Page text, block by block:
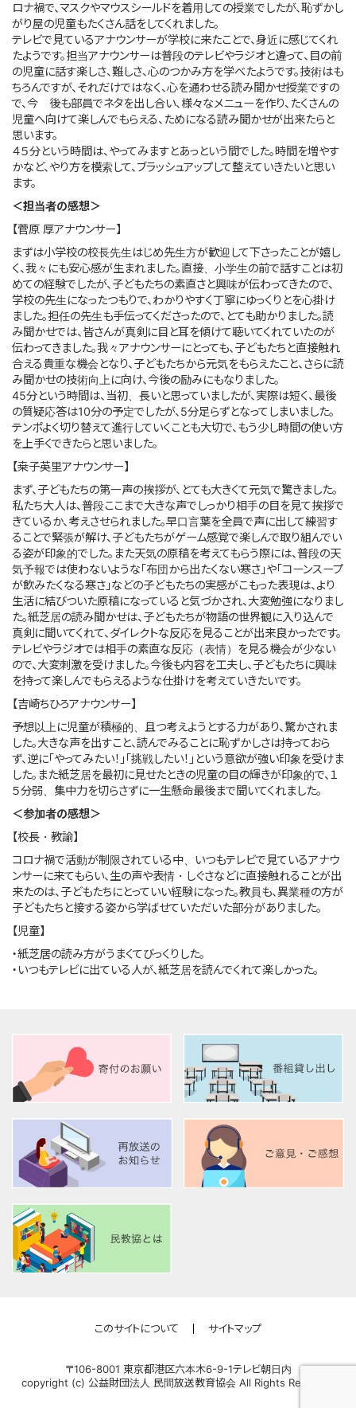
ロナ禍で、マスクやマウスシールドを着用しての授業でしたが、恥ずかし
がり屋の児童もたくさん話をしてくれました。
テレビで見ているアナウンサーが学校に来たことで、身近に感じてくれ
たようです。担当アナウンサーは普段のテレビやラジオと違って、目の前
の児童に話す楽しさ、難しさ、心のつかみ方を学べたようです。技術はも
ちろんですが、それだけではなく、心を通わせる読み聞かせ授業ですの
で、今 後も部員でネタを出し合い、様々なメニューを作り、たくさんの
児童へ向けて楽しんでもらえる、ためになる読み聞かせが出来たらと
思います。
４５分という時間は、やってみますとあっという間でした。時間を増やす
かなど、やり方を模索して、ブラッシュアップして整えていきたいと思い
ます。
＜担当者の感想＞
【菅原 厚アナウンサー】
まずは小学校の校長先生はじめ先生方が歓迎して下さったことが嬉し
く、我々にも安心感が生まれました。直接、小学生の前で話すことは初
めての経験でしたが、子どもたちの素直さと興味が伝わってきたので、
学校の先生になったつもりで、わかりやすく丁寧にゆっくりとを心掛け
ました。担任の先生も手伝ってくださったので、とても助かりました。読
み聞かせでは、皆さんが真剣に目と耳を傾けて聴いてくれていたのが
伝わってきました。我々アナウンサーにとっても、子どもたちと直接触れ
合える貴重な機会となり、子どもたちから元気をもらえたこと、さらに読
み聞かせの技術向上に向け、今後の励みにもなりました。
45分という時間は、当初、長いと思っていましたが、実際は短く、最後
の質疑応答は10分の予定でしたが、5分足らずとなってしまいました。
テンポよく切り替えて進行していくことも大切で、もう少し時間の使い方
を上手くできたらと思いました。
【桒子英里アナウンサー】
まず、子どもたちの第一声の挨拶が、とても大きくて元気で驚きました。
私たち大人は、普段ここまで大きな声でしっかり相手の目を見て挨拶で
きているか、考えさせられました。早口言葉を全員で声に出して練習す
ることで緊張が解け、子どもたちがゲーム感覚で楽しんで取り組んでい
る姿が印象的でした。また天気の原稿を考えてもらう際には、普段の天
気予報では使わないような「布団から出たくない寒さ」や「コーンスープ
が飲みたくなる寒さ」などの子どもたちの実感がこもった表現は、より
生活に結びついた原稿になっていると気づかされ、大変勉強になりまし
た。紙芝居の読み聞かせは、子どもたちが物語の世界観に入り込んで
真剣に聞いてくれて、ダイレクトな反応を見ることが出来良かったです。
テレビやラジオでは相手の素直な反応（表情）を見る機会が少ない
ので、大変刺激を受けました。今後も内容を工夫し、子どもたちに興味
を持って楽しんでもらえるような仕掛けを考えていきたいです。
【吉崎ちひろアナウンサー】
予想以上に児童が積極的、且つ考えようとする力があり、驚かされま
した。大きな声を出すこと、読んでみることに恥ずかしさは持っておら
ず、逆に「やってみたい！」「挑戦したい！」という意欲が強い印象を受けま
した。また紙芝居を最初に見せたときの児童の目の輝きが印象的で、１
５分弱、集中力を切らさずに一生懸命最後まで聞いてくれました。
＜参加者の感想＞
【校長・教諭】
コロナ禍で活動が制限されている中、いつもテレビで見ているアナウ
ンサーに来てもらい、生の声や表情・しぐさなどに直接触れることが出
来たのは、子どもたちにとっていい経験になった。教員も、異業種の方が
子どもたちと接する姿から学ばせていただいた部分がありました。
【児童】
・紙芝居の読み方がうまくてびっくりした。
・いつもテレビに出ている人が、紙芝居を読んでくれて楽しかった。
このサイトについて サイトマップ
〒106-8001 東京都港区六本木6-9-1テレビ朝日内
copyright (c) 公益財団法人 民間放送教育協会 All Rights Reserved